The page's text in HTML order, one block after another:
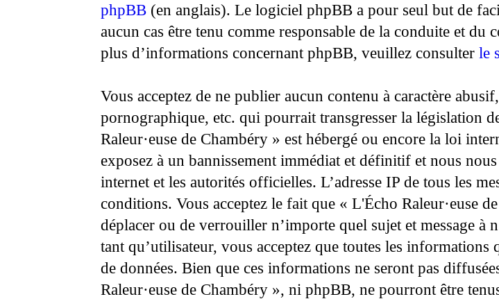
phpBB (en anglais). Le logiciel phpBB a pour seul but de
aucun cas être tenu comme responsable de la conduite et du
plus d’informations concernant phpBB, veuillez consulterle
Vous acceptez de ne publier aucun contenu à caractère
pornographique, etc. qui pourrait transgresser la législation
Raleur·euse de Chambéry » est hébergé ou encore la loi
exposez à un bannissement immédiat et définitif et nous
internet et les autorités officielles. L’adresse IP de tous les
conditions. Vous acceptez le fait que « L'Écho Raleur·euse
déplacer ou de verrouiller n’importe quel sujet et message à
tant qu’utilisateur, vous acceptez que toutes les informations
de données. Bien que ces informations ne seront pas
Raleur·euse de Chambéry », ni phpBB, ne pourront être